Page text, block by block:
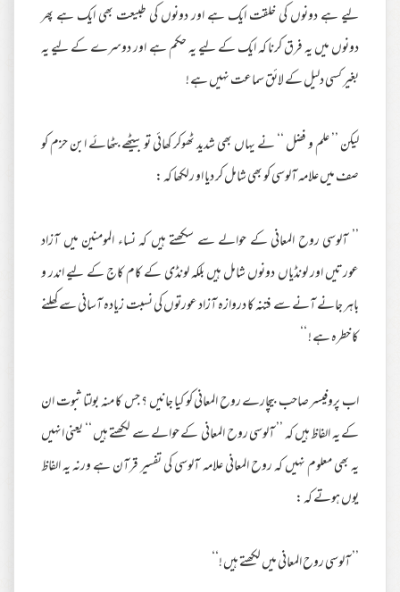
لیے ہے دونوں کی خلقت ایک ہے اور دونوں کی طبیعت بھی ایک ہے پھر
دونوں میں یہ فرق کرنا کہ ایک کے لیے یہ حکم ہے اور دوسرے کے لیے یہ
بغیر کسی دلیل کے لائق سماعت نہیں ہے !
لیکن ’’ علم و فضل ‘‘ نے یہاں بھی شدید ٹھوکر کھائی تو بیٹھے بٹھائے ابن حزم کو
صف میں علامہ آلوسی کو بھی شامل کر دیا او رلکھا کہ :
’’ آلوسی روح المعانی کے حوالے سے سکھتے ہیں کہ نساء المومنین میں آزاد
عورتیں اور لونڈیاں دونوں شامل ہیں بلکہ لونڈی کے کام کاج کے لیے اندر و
باہر جانے آنے سے فتنہ کا دروازہ آزاد عورتوں کی نسبت زیادہ آسانی سے کھلنے
کا خطرہ ہے ! ‘‘
اب پروفیسر صاحب بیچارے روح المعانی کو کیا جانیں ؟ جس کا منہ بولتا ثبوت ان
کے یہ الفاظ ہیں کہ ’’ آلوسی روح المعانی کے حوالے سے لکھتے ہیں ‘‘ یعنی انہیں
یہ بھی معلوم نہیں کہ روح المعانی علامہ آلوسی کی تفسیر قرآن ہے ورنہ یہ الفاظ
یوں ہوتے کہ :
’’ آلوسی روح المعانی میں لکھتے ہیں !‘‘